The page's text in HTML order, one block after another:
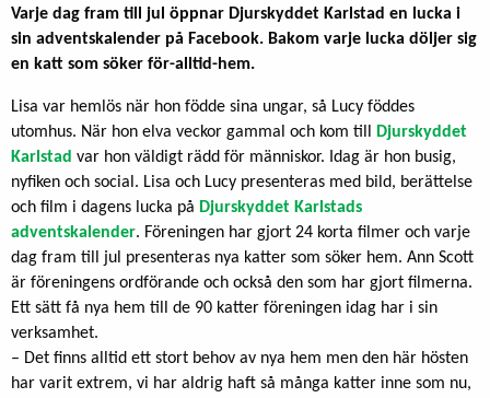
Varje dag fram till jul öppnar Djurskyddet Karlstad en lucka i
sin adventskalender på Facebook. Bakom varje lucka döljer sig
en katt som söker för-alltid-hem.
Lisa var hemlös när hon födde sina ungar, så Lucy föddes
utomhus. När hon elva veckor gammal och kom till
Djurskyddet
Karlstad var hon väldigt rädd för människor. Idag är hon busig,
nyfiken och social. Lisa och Lucy presenteras med bild, berättelse
och film i dagens lucka på Djurskyddet Karlstads
adventskalender. Föreningen har gjort 24 korta filmer och varje
dag fram till jul presenteras nya katter som söker hem. Ann Scott
är föreningens ordförande och också den som har gjort filmerna.
Ett sätt få nya hem till de 90 katter föreningen idag har i sin
verksamhet.
– Det finns alltid ett stort behov av nya hem men den här hösten
har varit extrem, vi har aldrig haft så många katter inne som nu,